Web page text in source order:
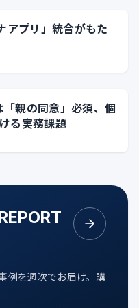
アプリ」統合がもた
「親の同意」必須、個
る実務課題
例を週次でお届け。購